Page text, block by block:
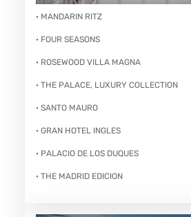
· MANDARIN RITZ
· FOUR SEASONS
· ROSEWOOD VILLA MAGNA
· THE PALACE, LUXURY COLLECTION
· SANTO MAURO
· GRAN HOTEL INGLES
· PALACIO DE LOS DUQUES
· THE MADRID EDICION